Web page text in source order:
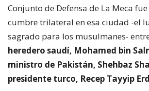
Conjunto de Defensa de La Meca
cumbre trilateral en esa ciudad -el
sagrado para los musulmanes-
heredero saudí, Mohamed bin
ministro de Pakistán, Shehbaz
presidente turco, Recep Tayyip